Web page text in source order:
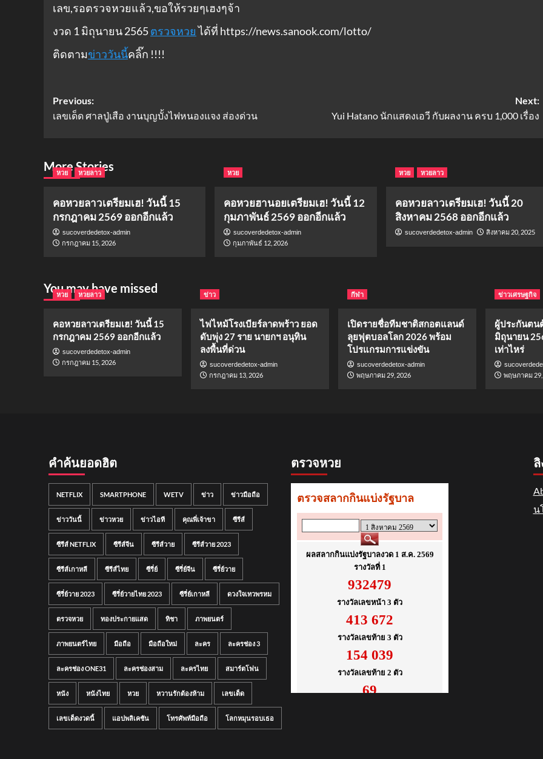
เลข,รอตรวจหวยแล้ว,ขอให้รวยๆเฮงๆ​จ้า​
งวด 1 มิถุนายน 2565ตรวจหวยได้ที่ https://news.sanook.com/lotto/
ติดตามข่าววันนี้คลิ๊ก !!!!
Post
navigation
Previous:
เลขเด็ด ศาลปู่เสือ งานบุญบั้งไฟหนองแจง ส่องด่วน
Next:
Yui Hatano นักแสดงเอวี กับผลงาน ครบ 1,000 เรื่อง
More Stories
หวย หวยลาว
คอหวยลาวเตรียมเฮ! วันนี้ 15
กรกฎาคม 2569 ออกอีกแล้ว
sucoverdedetox-admin
กรกฎาคม 15, 2026
หวย
คอหวยฮานอยเตรียมเฮ! วันนี้ 12
กุมภาพันธ์ 2569 ออกอีกแล้ว
sucoverdedetox-admin
กุมภาพันธ์ 12, 2026
หวย หวยลาว
คอหวยลาวเตรียมเฮ! วันนี้ 20
สิงหาคม 2568 ออกอีกแล้ว
sucoverdedetox-admin สิงหาคม 20, 2025
You may have missed
หวย หวยลาว
คอหวยลาวเตรียมเฮ! วันนี้ 15
กรกฎาคม 2569 ออกอีกแล้ว
sucoverdedetox-admin
กรกฎาคม 15, 2026
ข่าว
ไฟไหม้โรงเบียร์ลาดพร้าว ยอด
ดับพุ่ง 27 ราย นายกฯ อนุทิน
ลงพื้นที่ด่วน
sucoverdedetox-admin
กรกฎาคม 13, 2026
กีฬา
เปิดรายชื่อทีมชาติสกอตแลนด์
ลุยฟุตบอลโลก 2026 พร้อม
โปรแกรมการแข่งขัน
sucoverdedetox-admin
พฤษภาคม 29, 2026
ข่าวเศรษฐกิจ
ผู้ประกันตน
มิถุนายน
เท่าไหร่
พฤษภาคม 29,
คำค้นยอดฮิต
NETFLIX SMARTPHONE WETV ข่าว ข่าวมือถือ
ข่าววันนี้ ข่าวหวย ข่าวไอที คุณพี่เจ้าขา ซีรีส์
ซีรีส์ NETFLIX ซีรีส์จีน ซีรีส์วาย ซีรีส์วาย 2023
ซีรีส์เกาหลี ซีรีส์ไทย ซีรี่ย์ ซีรี่ย์จีน ซีรี่ย์วาย
ซีรี่ย์วาย 2023 ซีรี่ย์วายไทย 2023 ซีรี่ย์เกาหลี ดวงใจเทวพรหม
ตรวจหวย ทองประกายแสด ทิชา ภาพยนตร์
ภาพยนตร์ไทย มือถือ มือถือใหม่ ละคร ละครช่อง 3
ละครช่อง ONE31 ละครช่องสาม ละครไทย สมาร์ตโฟน
หนัง หนังไทย หวย หวานรักต้องห้าม เลขเด็ด
เลขเด็ดงวดนี้ แอปพลิเคชัน โทรศัพท์มือถือ โลกหมุนรอบเธอ
ตรวจหวย
น